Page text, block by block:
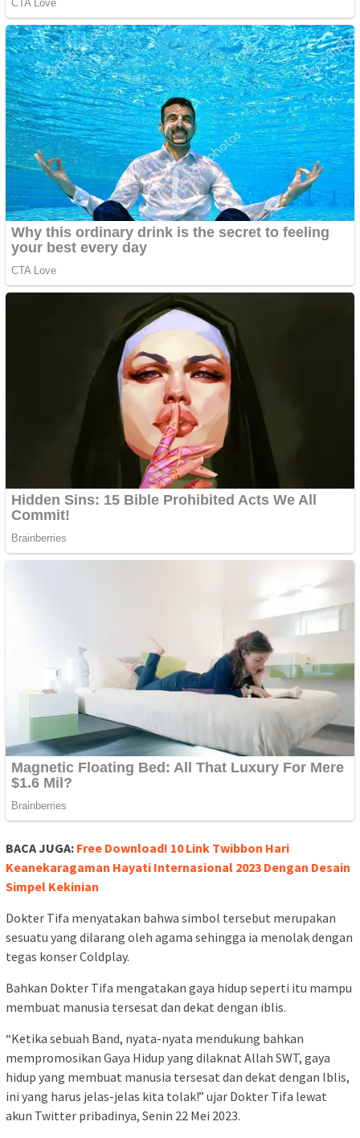
BACA JUGA: Free Download! 10 Link Twibbon Hari
Keanekaragaman Hayati Internasional 2023 Dengan Desain
Simpel Kekinian
Dokter Tifa menyatakan bahwa simbol tersebut merupakan
sesuatu yang dilarang oleh agama sehingga ia menolak dengan
tegas konser Coldplay.
Bahkan Dokter Tifa mengatakan gaya hidup seperti itu mampu
membuat manusia tersesat dan dekat dengan iblis.
“Ketika sebuah Band, nyata-nyata mendukung bahkan
mempromosikan Gaya Hidup yang dilaknat Allah SWT, gaya
hidup yang membuat manusia tersesat dan dekat dengan Iblis,
ini yang harus jelas-jelas kita tolak!” ujar Dokter Tifa lewat
akun Twitter pribadinya, Senin 22 Mei 2023.